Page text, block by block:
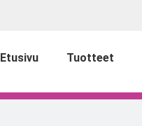
Etusivu Tuotteet